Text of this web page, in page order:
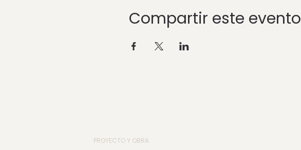
Compartir este evento
PROYECTO Y OBRA